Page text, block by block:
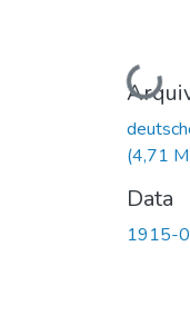
(4,71
Data
1915-